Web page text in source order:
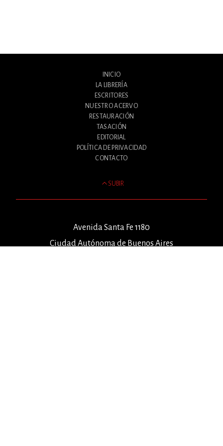
INICIO
LA LIBRERÍA
ESCRITORES
NUESTRO ACERVO
RESTAURACIÓN
TASACIÓN
EDITORIAL
POLÍTICA DE PRIVACIDAD
CONTACTO
SUBIR
Avenida Santa Fe 1180
Ciudad Autónoma de Buenos Aires